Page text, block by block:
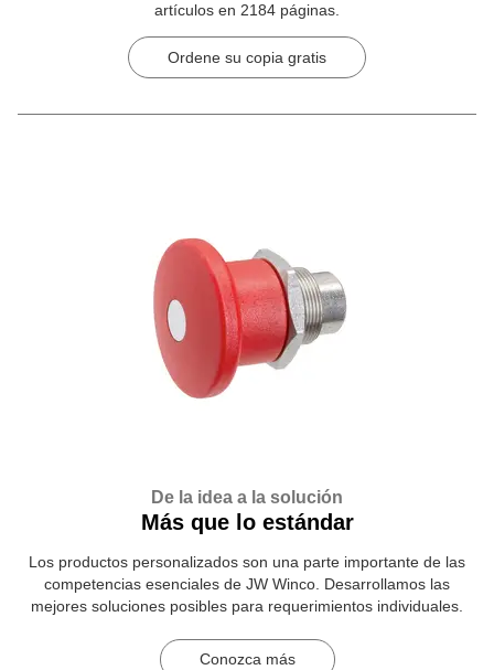
artículos en 2184 páginas.
Ordene su copia gratis
De la idea a la solución
Más que lo estándar
Los productos personalizados son una parte importante de las
competencias esenciales de JW Winco. Desarrollamos las
mejores soluciones posibles para requerimientos individuales.
Conozca más